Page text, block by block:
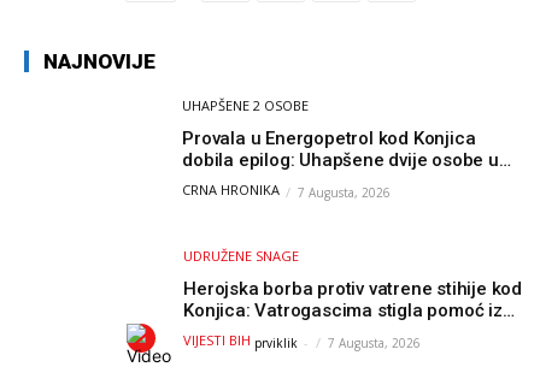
NAJNOVIJE
UHAPŠENE 2 OSOBE
Provala u Energopetrol kod Konjica
dobila epilog: Uhapšene dvije osobe u
Čapljini i Jablanici
CRNA HRONIKA 7 Augusta, 2026
UDRUŽENE SNAGE
Herojska borba protiv vatrene stihije kod
Konjica: Vatrogascima stigla pomoć iz
Sarajeva, helikopteri i Air Tractori
udružili snage
VIJESTI BIH prviklik - 7 Augusta, 2026